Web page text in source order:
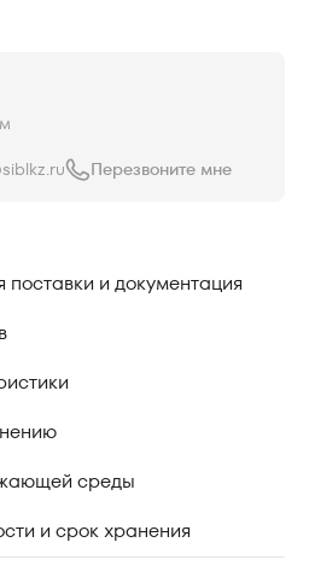
Перезвоните мне
поставки и документация
среды
и срок хранения